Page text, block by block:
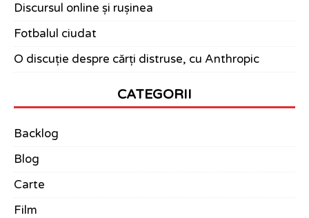
Discursul online și rușinea
Fotbalul ciudat
O discuție despre cărți distruse, cu Anthropic
CATEGORII
Backlog
Blog
Carte
Film